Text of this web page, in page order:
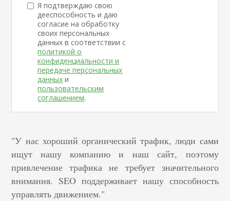
Я подтверждаю свою
дееспособность и даю
согласие на обработку
своих персональных
данных в соответствии с
политикой о
конфиденциальности и
передаче персональных
данных и
пользовательским
соглашением.
"У нас хороший органический трафик, люди сами
ищут нашу компанию и наш сайт, поэтому
привлечение трафика не требует значительного
внимания. SEO поддерживает нашу способность
управлять движением."